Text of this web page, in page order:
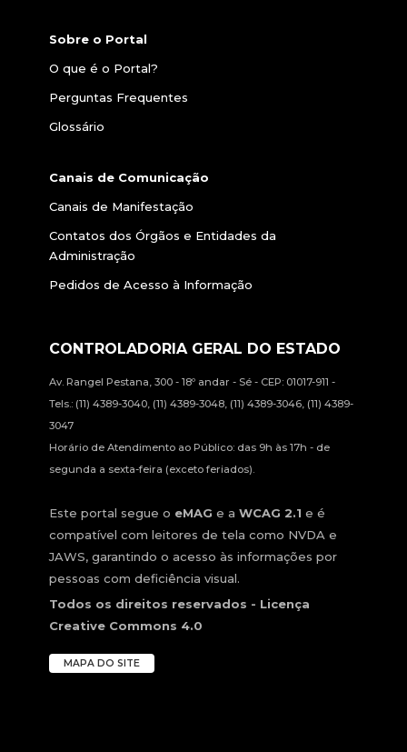
Sobre o Portal
O que é o Portal?
Perguntas Frequentes
Glossário
Canais de Comunicação
Canais de Manifestação
Contatos dos Órgãos e Entidades da
Administração
Pedidos de Acesso à Informação
CONTROLADORIA GERAL DO ESTADO
Av. Rangel Pestana, 300 - 18º andar - Sé - CEP: 01017-911 -
Tels.: (11) 4389-3040, (11) 4389-3048, (11) 4389-3046, (11) 4389-
3047
Horário de Atendimento ao Público: das 9h às 17h - de
segunda a sexta-feira (exceto feriados).
Este portal segue o eMAG e a WCAG 2.1 e é
compatível com leitores de tela como NVDA e
JAWS, garantindo o acesso às informações por
pessoas com deficiência visual.
Todos os direitos reservados - Licença
Creative Commons 4.0
MAPA DO SITE